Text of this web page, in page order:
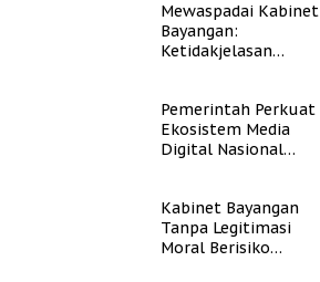
Mewaspadai Kabinet
Bayangan:
Ketidakjelasan
Pemerintah Perkuat
Ekosistem Media
Digital Nasional
Kabinet Bayangan
Tanpa Legitimasi
Moral Berisiko